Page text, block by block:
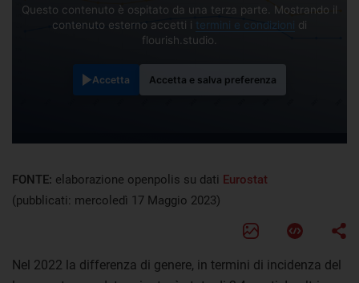
Questo contenuto è ospitato da una terza parte. Mostrando il
contenuto esterno accetti i termini e condizioni di
flourish.studio.
Accetta Accetta e salva preferenza
FONTE: elaborazione openpolis su dati Eurostat
(pubblicati: mercoledì 17 Maggio 2023)
Nel 2022 la differenza di genere, in termini di incidenza del